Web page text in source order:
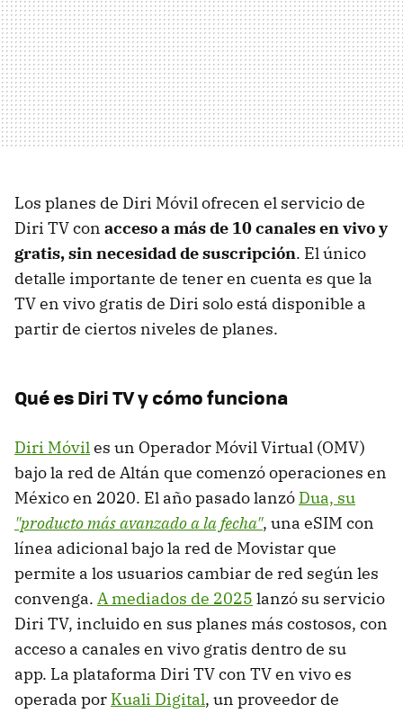
Los planes de Diri Móvil ofrecen el servicio de
Diri TV con acceso a más de 10 canales en vivo y
gratis, sin necesidad de suscripción. El único
detalle importante de tener en cuenta es que la
TV en vivo gratis de Diri solo está disponible a
partir de ciertos niveles de planes.
Qué es Diri TV y cómo funciona
Diri Móviles un Operador Móvil Virtual (OMV)
bajo la red de Altán que comenzó operaciones en
México en 2020. El año pasado lanzó Dua, su
"producto más avanzado a la fecha", una eSIM con
línea adicional bajo la red de Movistar que
permite a los usuarios cambiar de red según les
convenga. A mediados de 2025 lanzó su servicio
Diri TV, incluido en sus planes más costosos, con
acceso a canales en vivo gratis dentro de su
app. La plataforma Diri TV con TV en vivo es
operada por Kuali Digital, un proveedor de